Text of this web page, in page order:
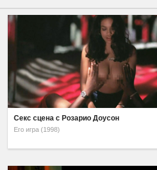
Секс сцена с Розарио Доусон
Его игра (1998)